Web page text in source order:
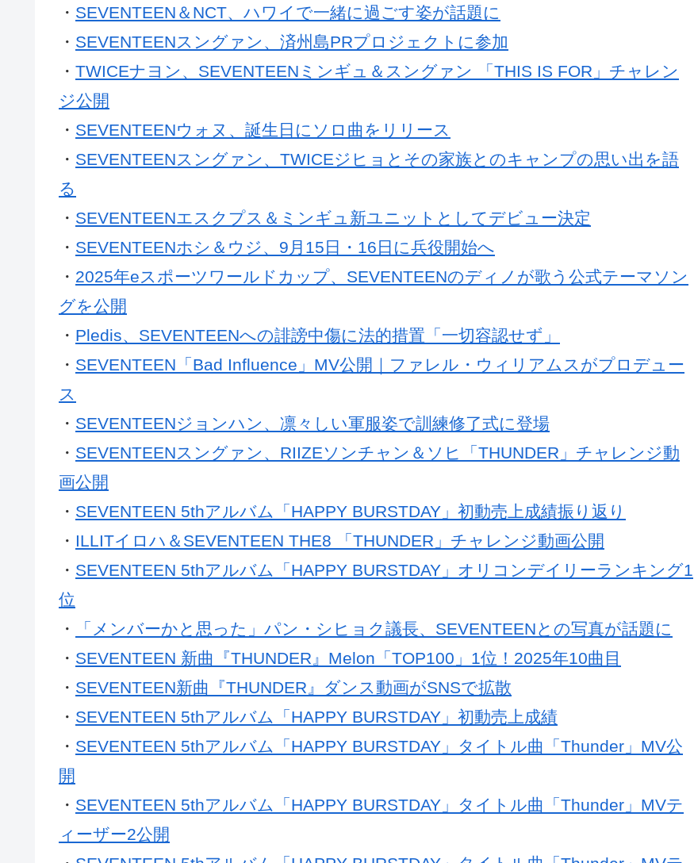
・ SEVENTEEN＆NCT、ハワイで一緒に過ごす姿が話題に
・ SEVENTEENスングァン、済州島PRプロジェクトに参加
・ TWICEナヨン、SEVENTEENミンギュ＆スングァン 「THIS IS FOR」チャレン
ジ公開
・ SEVENTEENウォヌ、誕生日にソロ曲をリリース
・ SEVENTEENスングァン、TWICEジヒョとその家族とのキャンプの思い出を語
る
・ SEVENTEENエスクプス＆ミンギュ新ユニットとしてデビュー決定
・ SEVENTEENホシ＆ウジ、9月15日・16日に兵役開始へ
・ 2025年eスポーツワールドカップ、SEVENTEENのディノが歌う公式テーマソン
グを公開
・ Pledis、SEVENTEENへの誹謗中傷に法的措置「一切容認せず」
・ SEVENTEEN「Bad Influence」MV公開｜ファレル・ウィリアムスがプロデュー
ス
・ SEVENTEENジョンハン、凛々しい軍服姿で訓練修了式に登場
・ SEVENTEENスングァン、RIIZEソンチャン＆ソヒ「THUNDER」チャレンジ動
画公開
・ SEVENTEEN 5thアルバム「HAPPY BURSTDAY」初動売上成績振り返り
・ ILLITイロハ＆SEVENTEEN THE8 「THUNDER」チャレンジ動画公開
・ SEVENTEEN 5thアルバム「HAPPY BURSTDAY」オリコンデイリーランキング1
位
・ 「メンバーかと思った」パン・シヒョク議長、SEVENTEENとの写真が話題に
・ SEVENTEEN 新曲『THUNDER』Melon「TOP100」1位！2025年10曲目
・ SEVENTEEN新曲『THUNDER』ダンス動画がSNSで拡散
・ SEVENTEEN 5thアルバム「HAPPY BURSTDAY」初動売上成績
・ SEVENTEEN 5thアルバム「HAPPY BURSTDAY」タイトル曲「Thunder」MV公
開
・ SEVENTEEN 5thアルバム「HAPPY BURSTDAY」タイトル曲「Thunder」MVテ
ィーザー2公開